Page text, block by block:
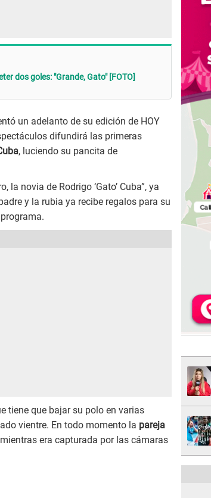
dos goles: "Grande, Gato" [FOTO]
un adelanto de su edición de HOY
difundirá las primeras
, luciendo su pancita de
la novia de Rodrigo ‘Gato’ Cuba”, ya
y la rubia ya recibe regalos para su
tiene que bajar su polo en varias
vientre. En todo momento la pareja
era capturada por las cámaras